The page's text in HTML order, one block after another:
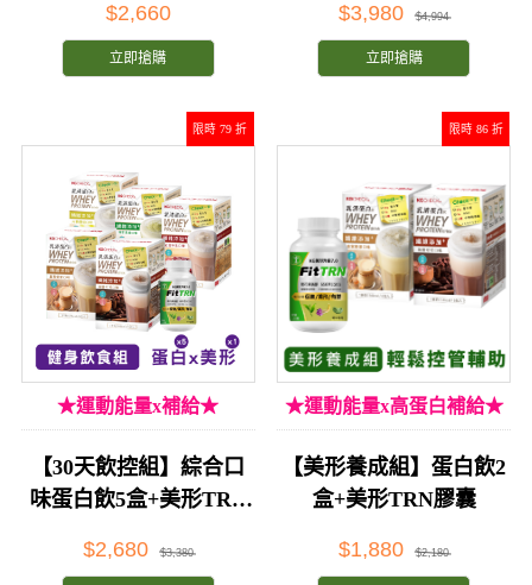
$2,660
立即搶購
$3,980 $4,994
立即搶購
限時 79 折
★運動能量x補給★
【30天飲控組】綜合口
味蛋白飲5盒+美形TRN
$2,680 $3,380
限時 86 折
★運動能量x高蛋白補給★
【美形養成組】蛋白飲2
盒+美形TRN膠囊
$1,880 $2,180